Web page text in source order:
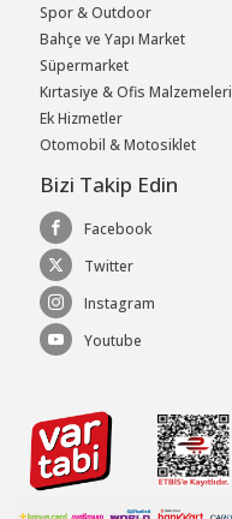
Spor & Outdoor
Bahçe ve Yapı Market
Süpermarket
Kırtasiye & Ofis Malzemeleri
Ek Hizmetler
Otomobil & Motosiklet
Bizi Takip Edin
Facebook
Twitter
Instagram
Youtube